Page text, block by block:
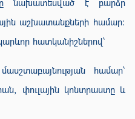
նախատեսված է բարձր
աշխատանքների համար։
հատկանիշներով՝
համար՝
փուլային կոնտրաստը և